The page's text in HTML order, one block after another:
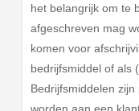
het belangrijk om te
afgeschreven mag
komen voor
bedrijfsmiddel of als
Bedrijfsmiddelen
worden aan een